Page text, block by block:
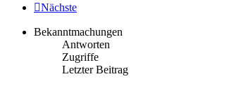
Nächste
Bekanntmachungen
Antworten
Zugriffe
Letzter Beitrag